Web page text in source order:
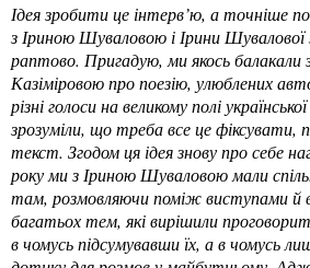
Ідея зробити це інтерв’ю, а точніше
з Іриною Шуваловою і Ірини Шувалової
раптово. Пригадую, ми якось
Казіміровою про поезію, улюблених
різні голоси на великому полі
зрозуміли, що треба все це
текст. Згодом ця ідея знову про себе
року ми з Іриною Шуваловою мали
там, розмовляючи поміж виступами й
багатьох тем, які вирішили
в чомусь підсумувавши їх, а в чомусь